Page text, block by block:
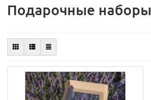
Подарочные наборы